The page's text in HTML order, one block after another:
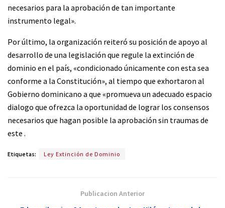
necesarios para la aprobación de tan importante
instrumento legal».
Por último, la organización reiteró su posición de apoyo al
desarrollo de una legislación que regule la extinción de
dominio en el país, «condicionado únicamente con esta sea
conforme a la Constitución», al tiempo que exhortaron al
Gobierno dominicano a que «promueva un adecuado espacio
dialogo que ofrezca la oportunidad de lograr los consensos
necesarios que hagan posible la aprobación sin traumas de
este .
Etiquetas: Ley Extinción de Dominio
Publicacion Anterior